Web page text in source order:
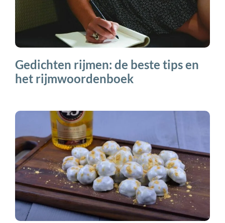
Gedichten rijmen: de beste tips en
het rijmwoordenboek